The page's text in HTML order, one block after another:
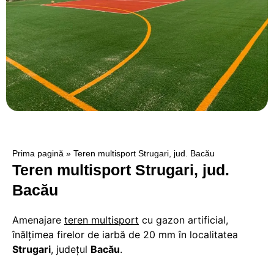
Prima pagină » Teren multisport Strugari, jud. Bacău
Teren multisport Strugari, jud.
Bacău
Amenajare teren multisport cu gazon artificial,
înălțimea firelor de iarbă de 20 mm în localitatea
Strugari, judeţul Bacău.